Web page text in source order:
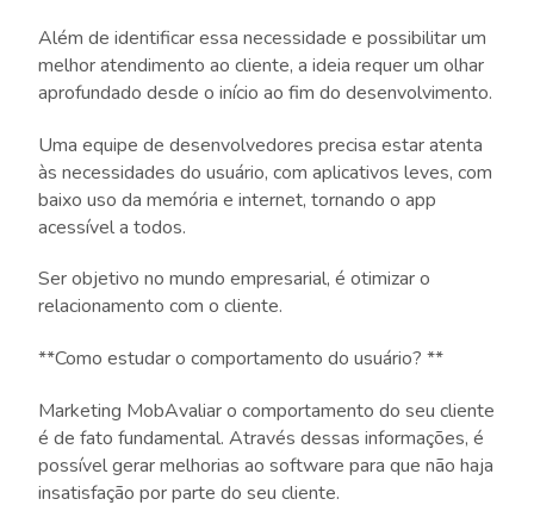
Além de identificar essa necessidade e possibilitar um
melhor atendimento ao cliente, a ideia requer um olhar
aprofundado desde o início ao fim do desenvolvimento.
Uma equipe de desenvolvedores precisa estar atenta
às necessidades do usuário, com aplicativos leves, com
baixo uso da memória e internet, tornando o app
acessível a todos.
Ser objetivo no mundo empresarial, é otimizar o
relacionamento com o cliente.
**Como estudar o comportamento do usuário? **
Marketing MobAvaliar o comportamento do seu cliente
é de fato fundamental. Através dessas informações, é
possível gerar melhorias ao software para que não haja
insatisfação por parte do seu cliente.